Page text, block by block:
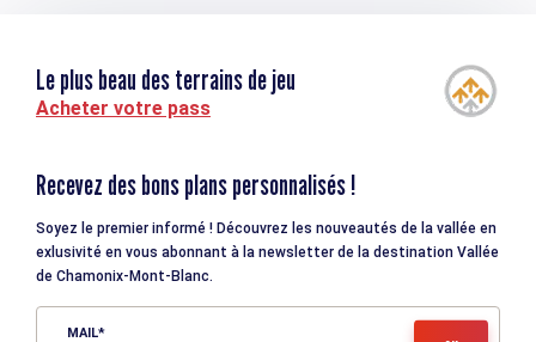
Le plus beau des terrains de jeu
Acheter votre pass
Recevez des bons plans personnalisés !
Soyez le premier informé ! Découvrez les nouveautés de la vallée en
exlusivité en vous abonnant à la newsletter de la destination Vallée
de Chamonix-Mont-Blanc.
MAIL